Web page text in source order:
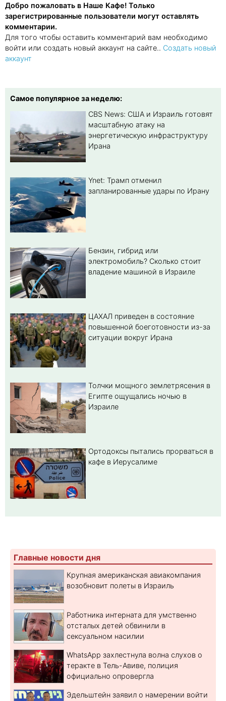
Добро пожаловать в Наше Кафе! Только
зарегистрированные пользователи могут оставлять
комментарии.
Для того чтобы оставить комментарий вам необходимо
войти или создать новый аккаунт на сайте.. Создать новый
аккаунт
Самое популярное за неделю:
CBS News: США и Израиль готовят
масштабную атаку на
энергетическую инфраструктуру
Ирана
Ynet: Трамп отменил
запланированные удары по Ирану
Бензин, гибрид или
электромобиль? Cколько стоит
владение машиной в Израиле
ЦАХАЛ приведен в состояние
повышенной боеготовности из-за
ситуации вокруг Ирана
Толчки мощного землетрясения в
Египте ощущались ночью в
Израиле
Ортодоксы пытались прорваться в
кафе в Иерусалиме
Главные новости дня
Крупная американская авиакомпания
возобновит полеты в Израиль
Работника интерната для умственно
отсталых детей обвинили в
сексуальном насилии
WhatsApp захлестнула волна слухов о
теракте в Тель-Авиве, полиция
официально опровергла
Эдельштейн заявил о намерении войти